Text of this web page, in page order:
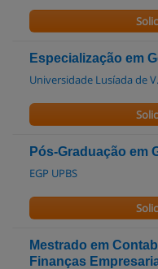
Especialização em
Universidade Lusíada de
Pós-Graduação em
EGP UPBS
Mestrado em
Finanças